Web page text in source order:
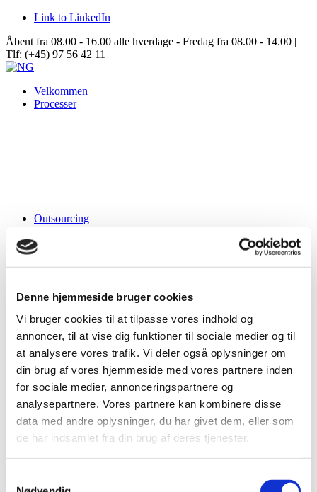
Denne hjemmeside bruger cookies
Vi bruger cookies til at tilpasse vores indhold og
annoncer, til at vise dig funktioner til sociale medier og til
at analysere vores trafik. Vi deler også oplysninger om
din brug af vores hjemmeside med vores partnere inden
for sociale medier, annonceringspartnere og
analysepartnere. Vores partnere kan kombinere disse
data med andre oplysninger, du har givet dem, eller som
de har indsamlet fra din brug af deres tjenester.
Link to LinkedIn
Åbent fra 08.00 - 16.00 alle hverdage - Fredag fra 08.00 - 14.00 |
Tlf: (+45) 97 56 42 11
Velkommen
Processer
Outsourcing
Data Center Solutions
Om NG
Menu Menu
0 replies
Skriv en kommentar